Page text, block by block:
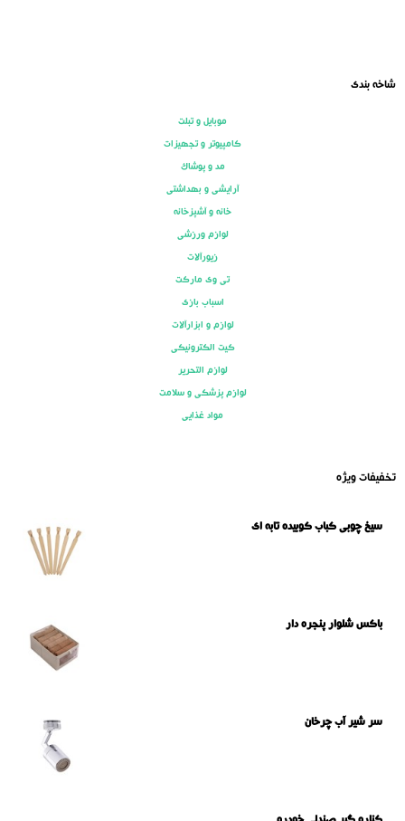
شاخه بندی
موبایل و تبلت
کامپیوتر و تجهیزات
مد و پوشاک
آرایشی و بهداشتی
خانه و آشپزخانه
لوازم ورزشی
زیورآلات
تی وی مارکت
اسباب بازی
لوازم و ابزارآلات
کیت الکترونیکی
لوازم التحریر
لوازم پزشکی و سلامت
مواد غذایی
تخفیفات ویژه
سیخ چوبی کباب کوبیده تابه ای
باکس شلوار پنجره دار
سر شیر آب چرخان